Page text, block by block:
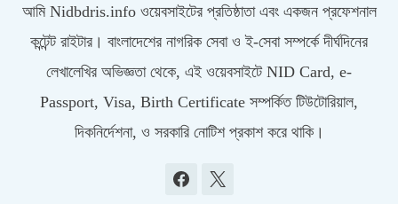
আমি Nidbdris.info ওয়েবসাইটের প্রতিষ্ঠাতা এবং একজন প্রফেশনাল
কন্টেন্ট রাইটার। বাংলাদেশের নাগরিক সেবা ও ই-সেবা সম্পর্কে দীর্ঘদিনের
লেখালেখির অভিজ্ঞতা থেকে, এই ওয়েবসাইটে NID Card, e-
Passport, Visa, Birth Certificate সম্পর্কিত টিউটোরিয়াল,
দিকনির্দেশনা, ও সরকারি নোটিশ প্রকাশ করে থাকি।